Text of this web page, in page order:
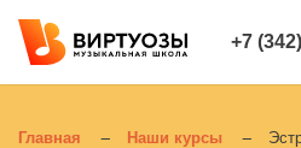
+7
Главная — Наши курсы —